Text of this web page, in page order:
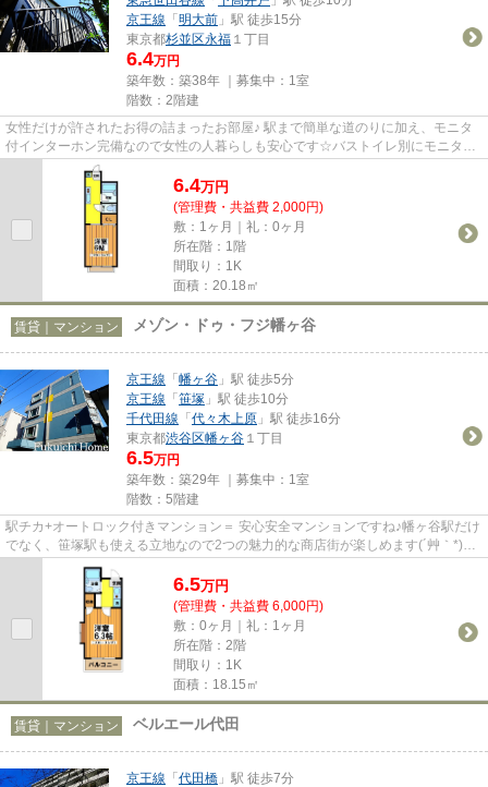
京王線 「明大前 」駅 徒歩15分
東京都杉並区永福 １丁目
6.4万円
築年数：築38年 ｜募集中： 1室
階数：2階建
女性だけが許されたお得の詰まったお部屋♪ 駅まで簡単な道のりに加え、モニタ
付インターホン完備なので女性の人暮らしも安心です☆バストイレ別にモニタ付
インターホン完備でこの価格は...
6.4万円
(管理費・共益費 2,000円)
敷：1ヶ月｜礼：0ヶ月
所在階：1階
間取り：1K
面積：20.18㎡
賃貸｜マンション メゾン・ドゥ・フジ幡ヶ谷
京王線 「幡ヶ谷 」駅 徒歩5分
京王線 「笹塚 」駅 徒歩10分
千代田線 「代々木上原 」駅 徒歩16分
東京都渋谷区幡ヶ谷 １丁目
6.5万円
築年数：築29年 ｜募集中： 1室
階数：5階建
駅チカ+オートロック付きマンション＝ 安心安全マンションですね♪幡ヶ谷駅だけ
でなく、笹塚駅も使える立地なので2つの魅力的な商店街が楽しめます(´艸｀*)渋
谷区とは思えない落ち着い...
6.5万円
(管理費・共益費 6,000円)
敷：0ヶ月｜礼：1ヶ月
所在階：2階
間取り：1K
面積：18.15㎡
賃貸｜マンション ベルエール代田
京王線 「代田橋 」駅 徒歩7分